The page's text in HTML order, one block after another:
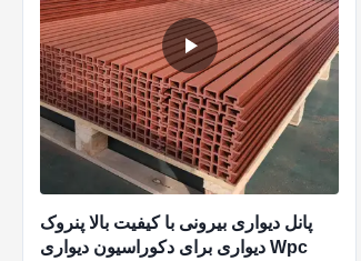
پانل دیواری بیرونی با کیفیت بالا پنروک
Wpc دیواری برای دکوراسیون دیواری